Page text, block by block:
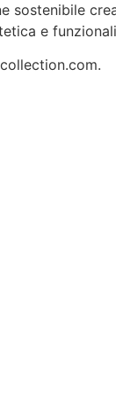
sostenibile
e